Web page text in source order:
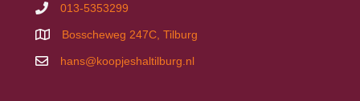
013-5353299
Bosscheweg 247C, Tilburg
hans@koopjeshaltilburg.nl